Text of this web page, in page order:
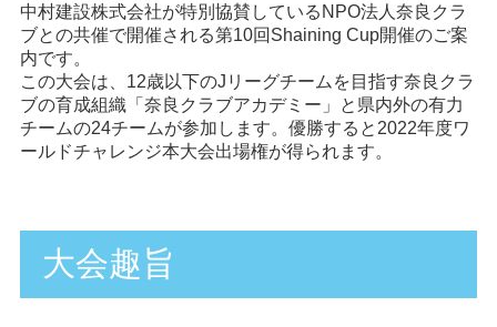
中村建設株式会社が特別協賛しているNPO法人奈良クラ
ブとの共催で開催される第10回Shaining Cup開催のご案
内です。
この大会は、12歳以下のJリーグチームを目指す奈良クラ
ブの育成組織「奈良クラブアカデミー」と県内外の有力
チームの24チームが参加します。優勝すると2022年度ワ
ールドチャレンジ本大会出場権が得られます。
大会趣旨